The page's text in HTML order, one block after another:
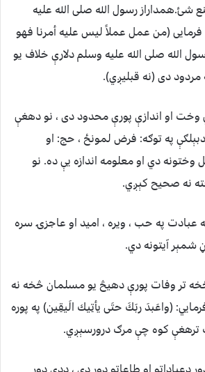
شئ.همداراز رسول الله صلی الله علیه
(من عمل عملاً ليس عليه أمرنا فهو
الله صلی الله علیه وسلم دلارې خلاف یو
دی (نه قبلیږي).
وخت او اندازې پورې محدود دی ، نو دهغې
په توګه: فرض لمونځ ، حج: او
دي او معلومه اندازه يې ده. نو
نه صحیح کېږي.
ته عبادت په حب ، ویره ، امید او عاجزۍ سره
آیتونه دي.
تر وفات پورې دهیڅ یو مسلمان څخه نه
(واعَبدَ ربَكَ حتَى يأتِيك الَيقِين) په پوره
ترهغې کوه چې مرګ درورسېږي.